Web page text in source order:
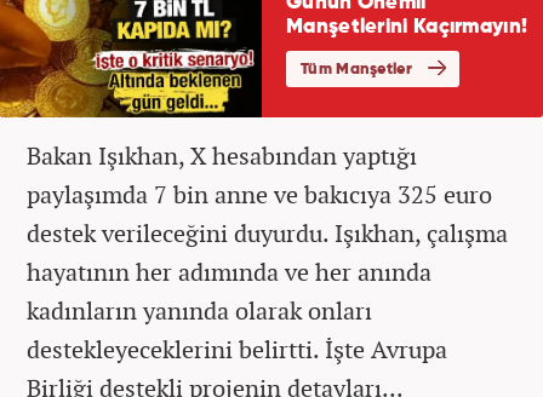
Bakan Işıkhan, X hesabından yaptığı
paylaşımda 7 bin anne ve bakıcıya 325 euro
destek verileceğini duyurdu. Işıkhan, çalışma
hayatının her adımında ve her anında
kadınların yanında olarak onları
destekleyeceklerini belirtti. İşte Avrupa
Birliği destekli projenin detayları...